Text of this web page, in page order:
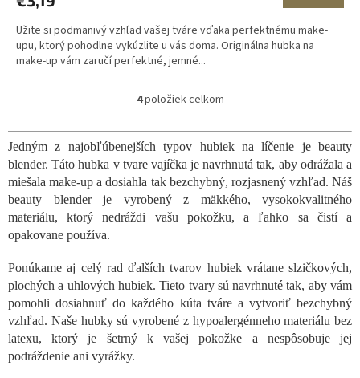
Užite si podmanivý vzhľad vašej tváre vďaka perfektnému make-
upu, ktorý pohodlne vykúzlite u vás doma. Originálna hubka na
make-up vám zaručí perfektné, jemné...
O
l
á
d
a
c
v
k
y
v
ý
p
4položiek celkom
Jedným z najobľúbenejších typov hubiek na líčenie je beauty
blender. Táto hubka v tvare vajíčka je navrhnutá tak, aby odrážala a
miešala make-up a dosiahla tak bezchybný, rozjasnený vzhľad. Náš
beauty blender je vyrobený z mäkkého, vysokokvalitného
materiálu, ktorý nedráždi vašu pokožku, a ľahko sa čistí a
opakovane používa.
Ponúkame aj celý rad ďalších tvarov hubiek vrátane slzičkových,
plochých a uhlových hubiek. Tieto tvary sú navrhnuté tak, aby vám
pomohli dosiahnuť do každého kúta tváre a vytvoriť bezchybný
vzhľad. Naše hubky sú vyrobené z hypoalergénneho materiálu bez
latexu, ktorý je šetrný k vašej pokožke a nespôsobuje jej
podráždenie ani vyrážky.